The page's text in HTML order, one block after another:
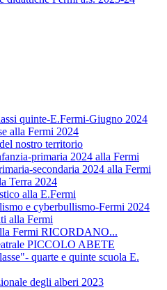
quinte-E.Fermi-Giugno 2024
alla Fermi 2024
nostro territorio
primaria 2024 alla Fermi
secondaria 2024 alla Fermi
Terra 2024
alla E.Fermi
e cyberbullismo-Fermi 2024
alla Fermi
Fermi RICORDANO...
PICCOLO ABETE
quarte e quinte scuola E.
degli alberi 2023